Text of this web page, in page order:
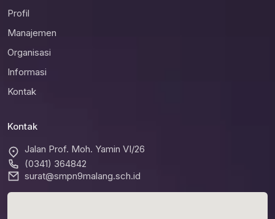
Profil
Manajemen
Organisasi
Informasi
Kontak
Kontak
Jalan Prof. Moh. Yamin VI/26
(0341) 364842
surat@smpn9malang.sch.id